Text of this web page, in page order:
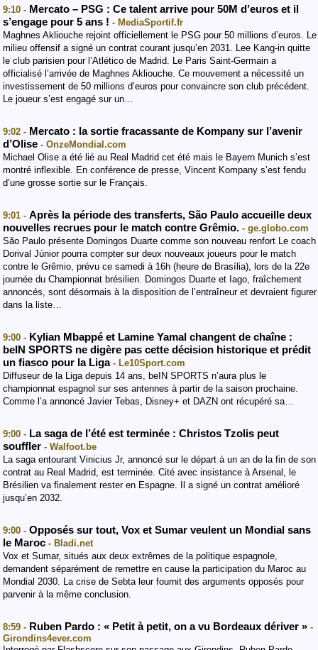
9:10 - Mercato – PSG : Ce talent arrive pour 50M d’euros et il
s’engage pour 5 ans ! - MediaSportif.fr
Maghnes Akliouche rejoint officiellement le PSG pour 50 millions d’euros. Le
milieu offensif a signé un contrat courant jusqu’en 2031. Lee Kang-in quitte
le club parisien pour l’Atlético de Madrid. Le Paris Saint-Germain a
officialisé l’arrivée de Maghnes Akliouche. Ce mouvement a nécessité un
investissement de 50 millions d’euros pour convaincre son club précédent.
Le joueur s’est engagé sur un…
9:02 - Mercato : la sortie fracassante de Kompany sur l’avenir
d’Olise - OnzeMondial.com
Michael Olise a été lié au Real Madrid cet été mais le Bayern Munich s’est
montré inflexible. En conférence de presse, Vincent Kompany s’est fendu
d’une grosse sortie sur le Français.
9:01 - Après la période des transferts, São Paulo accueille deux
nouvelles recrues pour le match contre Grêmio. - ge.globo.com
São Paulo présente Domingos Duarte comme son nouveau renfort Le coach
Dorival Júnior pourra compter sur deux nouveaux joueurs pour le match
contre le Grêmio, prévu ce samedi à 16h (heure de Brasília), lors de la 22e
journée du Championnat brésilien. Domingos Duarte et Iago, fraîchement
annoncés, sont désormais à la disposition de l’entraîneur et devraient figurer
dans la liste…
9:00 - Kylian Mbappé et Lamine Yamal changent de chaîne :
beIN SPORTS ne digère pas cette décision historique et prédit
un fiasco pour la Liga - Le10Sport.com
Diffuseur de la Liga depuis 14 ans, beIN SPORTS n’aura plus le
championnat espagnol sur ses antennes à partir de la saison prochaine.
Comme l’a annoncé Javier Tebas, Disney+ et DAZN ont récupéré sa…
9:00 - La saga de l’été est terminée : Christos Tzolis peut
souffler - Walfoot.be
La saga entourant Vinicius Jr, annoncé sur le départ à un an de la fin de son
contrat au Real Madrid, est terminée. Cité avec insistance à Arsenal, le
Brésilien va finalement rester en Espagne. Il a signé un contrat amélioré
jusqu’en 2032.
9:00 - Opposés sur tout, Vox et Sumar veulent un Mondial sans
le Maroc - Bladi.net
Vox et Sumar, situés aux deux extrêmes de la politique espagnole,
demandent séparément de remettre en cause la participation du Maroc au
Mondial 2030. La crise de Sebta leur fournit des arguments opposés pour
parvenir à la même conclusion.
8:59 - Ruben Pardo : « Petit à petit, on a vu Bordeaux dériver » -
Girondins4ever.com